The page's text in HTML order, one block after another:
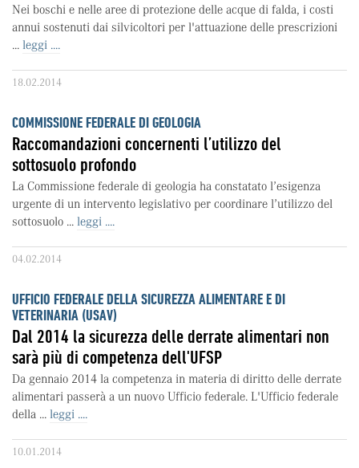
Nei boschi e nelle aree di protezione delle acque di falda, i costi
annui sostenuti dai silvicoltori per l'attuazione delle prescrizioni
... leggi ....
18.02.2014
COMMISSIONE FEDERALE DI GEOLOGIA
Raccomandazioni concernenti l’utilizzo del
sottosuolo profondo
La Commissione federale di geologia ha constatato l’esigenza
urgente di un intervento legislativo per coordinare l’utilizzo del
sottosuolo ... leggi ....
04.02.2014
UFFICIO FEDERALE DELLA SICUREZZA ALIMENTARE E DI
VETERINARIA (USAV)
Dal 2014 la sicurezza delle derrate alimentari non
sarà più di competenza dell'UFSP
Da gennaio 2014 la competenza in materia di diritto delle derrate
alimentari passerà a un nuovo Ufficio federale. L'Ufficio federale
della ... leggi ....
10.01.2014